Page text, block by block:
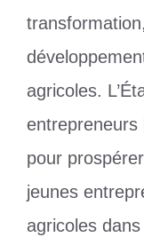
agricoles.
entrepreneurs
pour
jeunes
agricoles